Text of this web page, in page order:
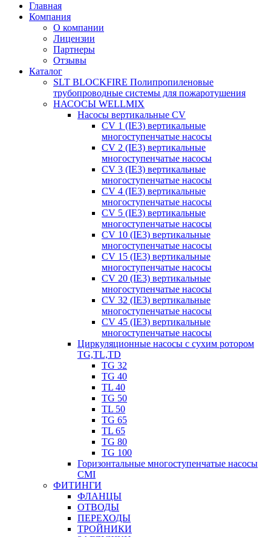
Главная
Компания
О компании
Лицензии
Партнеры
Отзывы
Каталог
SLT BLOCKFIRE Полипропиленовые
трубопроводные системы для пожаротушения
НАСОСЫ WELLMIX
Насосы вертикальные CV
CV 1 (IE3) вертикальные
многоступенчатые насосы
CV 2 (IE3) вертикальные
многоступенчатые насосы
CV 3 (IE3) вертикальные
многоступенчатые насосы
CV 4 (IE3) вертикальные
многоступенчатые насосы
CV 5 (IE3) вертикальные
многоступенчатые насосы
CV 10 (IE3) вертикальные
многоступенчатые насосы
CV 15 (IE3) вертикальные
многоступенчатые насосы
CV 20 (IE3) вертикальные
многоступенчатые насосы
CV 32 (IE3) вертикальные
многоступенчатые насосы
CV 45 (IE3) вертикальные
многоступенчатые насосы
Циркуляционные насосы с сухим ротором
TG,TL,TD
TG 32
TG 40
TL 40
TG 50
TL 50
TG 65
TL 65
TG 80
TG 100
Горизонтальные многоступенчатые насосы
CMI
ФИТИНГИ
ФЛАНЦЫ
ОТВОДЫ
ПЕРЕХОДЫ
ТРОЙНИКИ